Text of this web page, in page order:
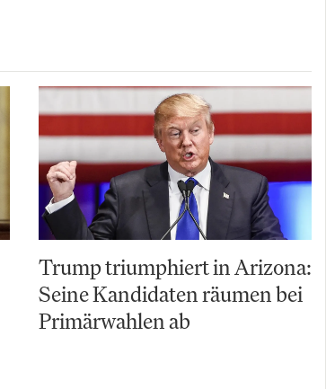
Trump triumphiert in Arizona:
Seine Kandidaten räumen bei
Primärwahlen ab